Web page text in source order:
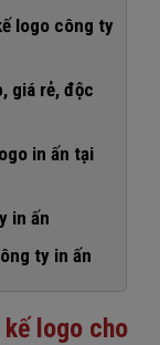
logo công ty
hiệu
giá rẻ, độc
in ấn tại
in ấn
ty in ấn
logo cho